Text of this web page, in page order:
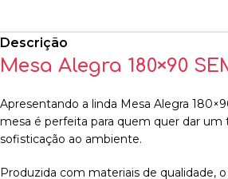
Descrição
Mesa Alegra 180×90
Apresentando a linda Mesa Alegra
mesa é perfeita para quem quer dar um
sofisticação ao ambiente.
Produzida com materiais de qualidade,